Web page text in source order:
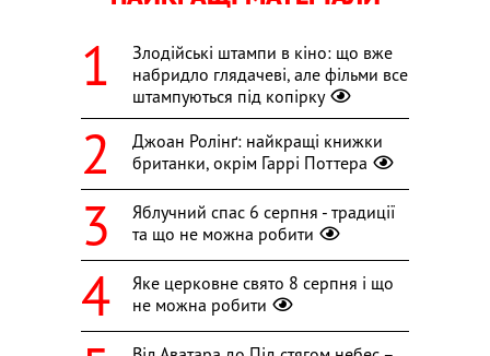
Злодійські штампи в кіно: що вже
набридло глядачеві, але фільми все
штампуються під копірку
Джоан Ролінґ: найкращі книжки
британки, окрім Гаррі Поттера
Яблучний спас 6 серпня - традиції
та що не можна робити
Яке церковне свято 8 серпня і що
не можна робити